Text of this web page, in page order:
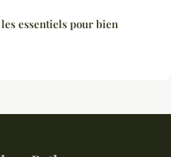
essentiels pour bien